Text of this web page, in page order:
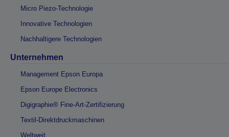
Micro Piezo-Technologie
Innovative Technologien
Nachhaltigere Technologien
Unternehmen
Management Epson Europa
Epson Europe Electronics
Digigraphie® Fine-Art-Zertifizierung
Textil-Direktdruckmaschinen
Weltweit